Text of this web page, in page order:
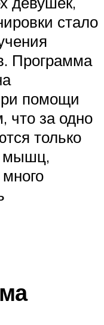
стало
Программа
помощи
что за одно
только
мышц,